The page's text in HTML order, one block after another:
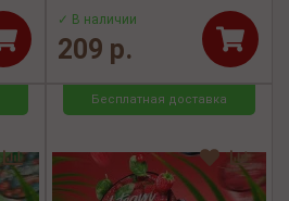
✓ В наличии
209 р.
Бесплатная доставка